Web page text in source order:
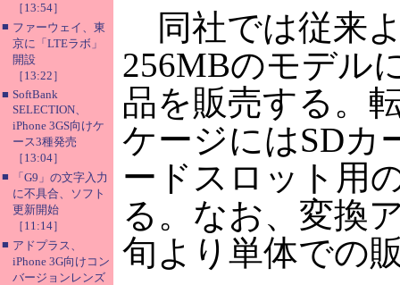
［13:54］
■ ファーウェイ、東
京に「LTEラボ」
開設
［13:22］
■ SoftBank
SELECTION、
iPhone 3GS向けケ
ース3種発売
［13:04］
■
「G9」の文字入力
に不具合、ソフト
更新開始
［11:14］
■ アドプラス、
iPhone 3G向けコン
バージョンレンズ
同社では従来
256MBのモデル
品を販売する。
ケージにはSDカ
ードスロット用
る。なお、変換
旬より単体での